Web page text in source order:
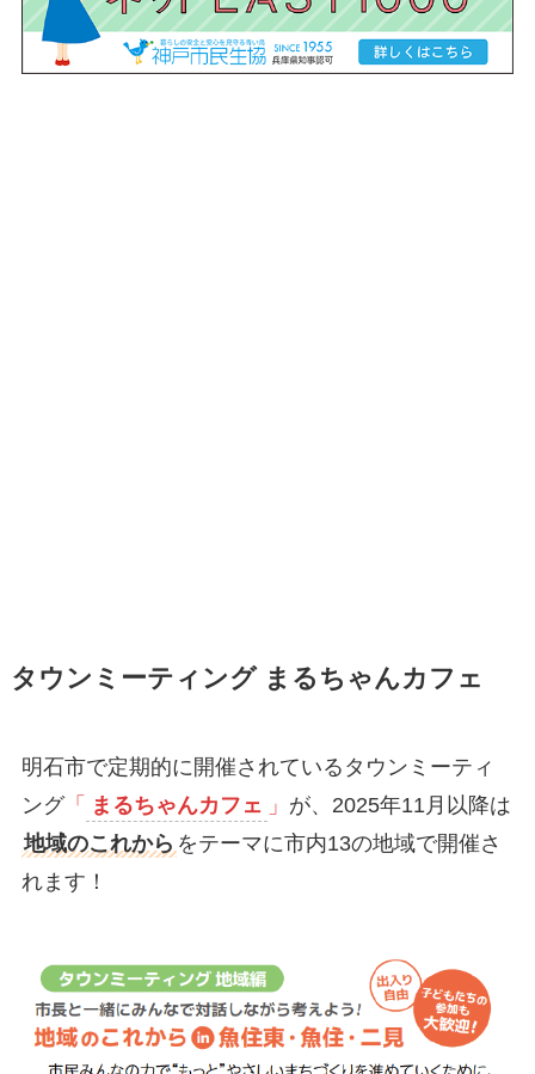
タウンミーティング まるちゃんカフェ
明石市で定期的に開催されているタウンミーティ
ング「 まるちゃんカフェ 」 が、2025年11月以降は
地域のこれから をテーマに市内13の地域で開催さ
れます！